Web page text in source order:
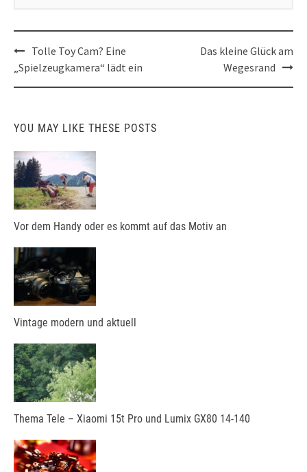
Post
navigation
Tolle Toy Cam? Eine
„Spielzeugkamera“ lädt ein
Das kleine Glück am
Wegesrand
YOU MAY LIKE THESE POSTS
Vor dem Handy oder es kommt auf das Motiv an
Vintage modern und aktuell
Thema Tele – Xiaomi 15t Pro und Lumix GX80 14-140